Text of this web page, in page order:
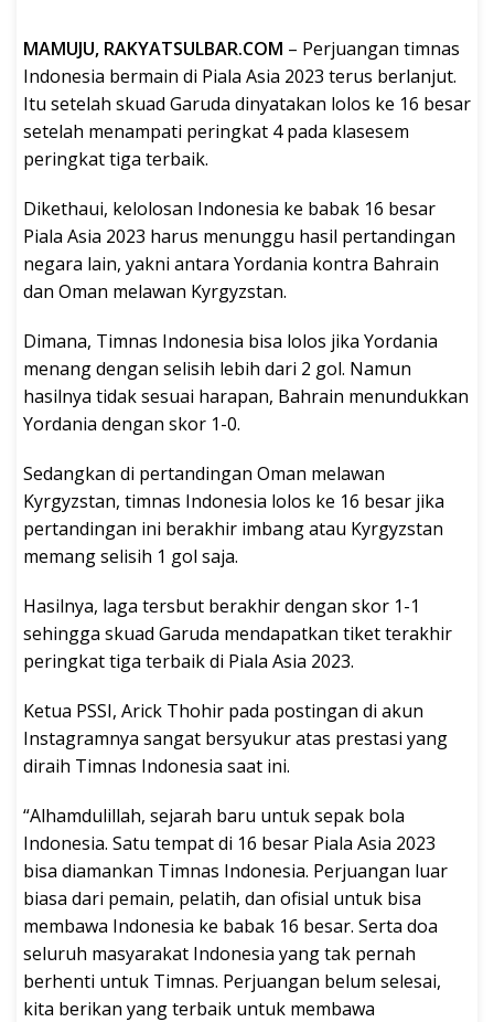
MAMUJU, RAKYATSULBAR.COM – Perjuangan timnas
Indonesia bermain di Piala Asia 2023 terus berlanjut.
Itu setelah skuad Garuda dinyatakan lolos ke 16 besar
setelah menampati peringkat 4 pada klasesem
peringkat tiga terbaik.
Dikethaui, kelolosan Indonesia ke babak 16 besar
Piala Asia 2023 harus menunggu hasil pertandingan
negara lain, yakni antara Yordania kontra Bahrain
dan Oman melawan Kyrgyzstan.
Dimana, Timnas Indonesia bisa lolos jika Yordania
menang dengan selisih lebih dari 2 gol. Namun
hasilnya tidak sesuai harapan, Bahrain menundukkan
Yordania dengan skor 1-0.
Sedangkan di pertandingan Oman melawan
Kyrgyzstan, timnas Indonesia lolos ke 16 besar jika
pertandingan ini berakhir imbang atau Kyrgyzstan
memang selisih 1 gol saja.
Hasilnya, laga tersbut berakhir dengan skor 1-1
sehingga skuad Garuda mendapatkan tiket terakhir
peringkat tiga terbaik di Piala Asia 2023.
Ketua PSSI, Arick Thohir pada postingan di akun
Instagramnya sangat bersyukur atas prestasi yang
diraih Timnas Indonesia saat ini.
“Alhamdulillah, sejarah baru untuk sepak bola
Indonesia. Satu tempat di 16 besar Piala Asia 2023
bisa diamankan Timnas Indonesia. Perjuangan luar
biasa dari pemain, pelatih, dan ofisial untuk bisa
membawa Indonesia ke babak 16 besar. Serta doa
seluruh masyarakat Indonesia yang tak pernah
berhenti untuk Timnas. Perjuangan belum selesai,
kita berikan yang terbaik untuk membawa